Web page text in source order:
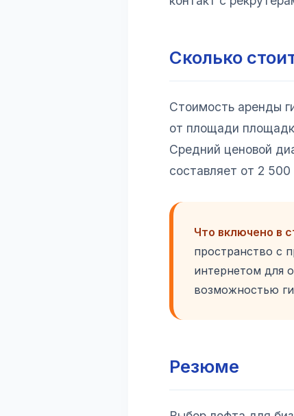
Сколько
Стоимость аренды
от площади
Средний ценовой
составляет от 2
Что включено в
пространство с
интернетом для
возможностью
Резюме